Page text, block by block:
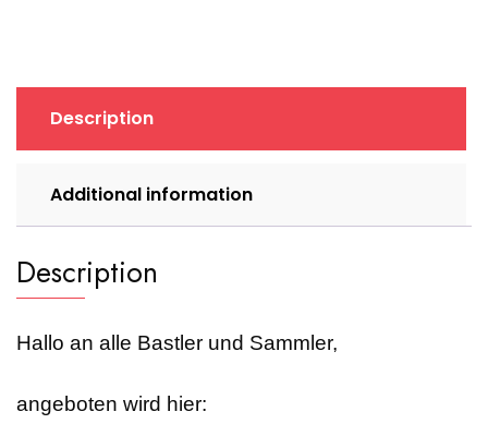
Pentium
133MHz
RAM
quantity
Description
Additional information
Description
Hallo an alle Bastler und Sammler,
angeboten wird hier: